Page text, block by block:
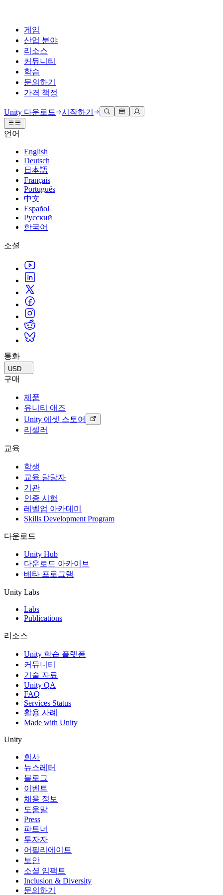
게임
산업 분야
리소스
커뮤니티
학습
문의하기
가격 책정
Unity 엔진
모든 플랫폼 위한 2D 및 3D 게임 제작
협업
팀과 함께 신속한 협업과 반복 작업을 수행하세요.
Unity 다운로드
플랜 및 가격
배포
Unity가 지원하는 25개 이상의 플랫폼을 살펴보세요.
LiveOps
출시 후 인사이트를 확인하고 라이브 게임을 운영하세요.
성장
사용자 확보
모바일 사용자를 검색하고 Acquire
매장 및 D2C 전반에 걸쳐 IAP 관리하세요.
수익화
Unity로 광고하세요
활용 부문
모바일 게임
Unity로 모바일 히트작을 제작하고 성장시키세요.
인디 게임
소규모 팀으로 대작 게임을 출시하세요.
XR 게임
여러 플랫폼에서 XR 게임을 출시하세요.
멀티플레이어 게임
멀티플레이어 게임 개발을 간소화하세요.
3D 협업
실시간 3D 프로젝트 빌드 및 검토
몰입형 교육
몰입도 높은 환경 제작
고객 경험
인터랙티브 3D 경험 제작
산업 분야
운영 우수성 확보
리테일
상점 경험을 온라인 경험으로 전환
자동차
혁신을 가속화하고 차량 내 경험을 향상시키세요.
모든 산업 보기
기술 자료
공식 유저. '광고 지면'의 타겟 고객 매뉴얼 및 API 레퍼런스
개발자 툴
릴리스 버전 및 이슈 트래커
로드맵
예정된 기능 검토
기술 용어 라이브러리
활용 사례
실제 성공 사례
베스트 프랙티스 가이드
전문가 팁
데모
데모, 샘플 및 빌딩 블록
모든 리소스
새로운 기능
블로그
업데이트, 정보, 기술 팁
뉴스
토론
토론, 문제 해결, 소통
이벤트
글로벌 이벤트 및 현지 이벤트
커뮤니티 사례
Made with Unity
Unity 크리에이터 소개
Livestreams
Unity Awards
전 세계 Unity 크리에이터 축하
Unity Learn
무료로 Unity 기술 마스터
전문 교육
Unity 강사와 함께 팀의 역량을 강화하세요
Unity 처음 사용하시나요
시작하기
학습 시작하기
Unity 사용이 처음이신가요? 여정 시작하기
사용법 가이드
실용적인 팁 및 베스트 프랙티스
교육
학생용
커리어 시작하기
교육 효율 극대화
교육 라이선스
자격증
Unity 숙련도를 입증하세요
도움 받기
성공을 위한 Unity
Success 플랜
전문가 지원을 통해 더 빠르게 목표 도달률 달성
일반적인 질문에 대한 답변
문의하기
Unity 다운로드 시작하기
언어
English
Deutsch
日本語
Français
Português
中文
Español
Русский
한국어
소셜
통화
USD
구매
제품
유니티 애즈
Unity 에셋 스토어
리셀러
교육
학생
교육 담당자
기관
인증 시험
레벨업 아카데미
Skills Development Program
다운로드
Unity Hub
다운로드 아카이브
베타 프로그램
Unity Labs
Labs
Publications
리소스
Unity 학습 플랫폼
커뮤니티
기술 자료
Unity QA
FAQ
Services Status
활용 사례
Made with Unity
Unity
회사
뉴스레터
블로그
이벤트
채용 정보
도움말
Press
파트너
투자자
어필리에이트
보안
소셜 임팩트
Inclusion & Diversity
문의하기